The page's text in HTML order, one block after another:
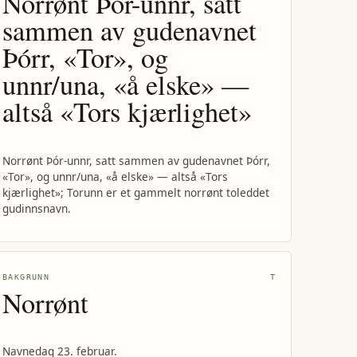
sammen av gudenavnet
Þórr, «Tor», og
unnr/una, «å elske» —
altså «Tors kjærlighet»
Norrønt Þór-unnr, satt sammen av gudenavnet Þórr,
«Tor», og unnr/una, «å elske» — altså «Tors
kjærlighet»; Torunn er et gammelt norrønt toleddet
gudinnsnavn.
BAKGRUNN T
Norrønt
Navnedag 23. februar.